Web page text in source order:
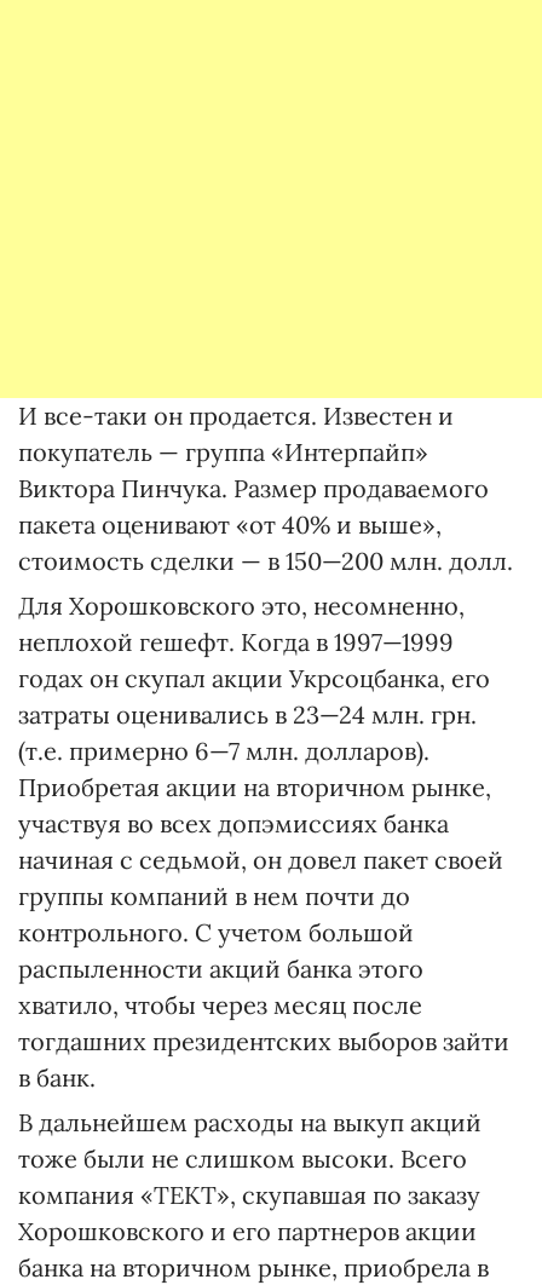
И все-таки он продается. Известен и
покупатель — группа «Интерпайп»
Виктора Пинчука. Размер продаваемого
пакета оценивают «от 40% и выше»,
стоимость сделки — в 150—200 млн. долл.
Для Хорошковского это, несомненно,
неплохой гешефт. Когда в 1997—1999
годах он скупал акции Укрсоцбанка, его
затраты оценивались в 23—24 млн. грн.
(т.е. примерно 6—7 млн. долларов).
Приобретая акции на вторичном рынке,
участвуя во всех допэмиссиях банка
начиная с седьмой, он довел пакет своей
группы компаний в нем почти до
контрольного. С учетом большой
распыленности акций банка этого
хватило, чтобы через месяц после
тогдашних президентских выборов зайти
в банк.
В дальнейшем расходы на выкуп акций
тоже были не слишком высоки. Всего
компания «ТЕКТ», скупавшая по заказу
Хорошковского и его партнеров акции
банка на вторичном рынке, приобрела в